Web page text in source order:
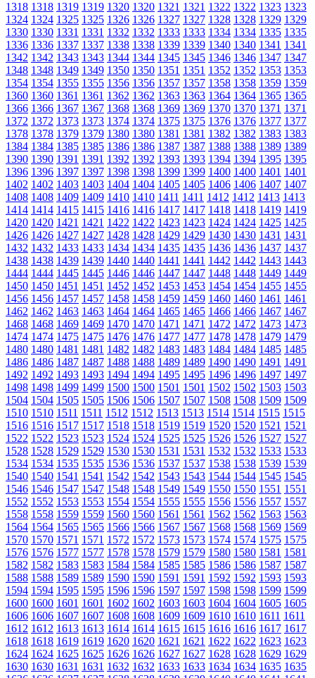
1318 1318 1319 1319 1320 1320 1321 1321 1322 1322 1323 1323
1324 1324 1325 1325 1326 1326 1327 1327 1328 1328 1329 1329
1330 1330 1331 1331 1332 1332 1333 1333 1334 1334 1335 1335
1336 1336 1337 1337 1338 1338 1339 1339 1340 1340 1341 1341
1342 1342 1343 1343 1344 1344 1345 1345 1346 1346 1347 1347
1348 1348 1349 1349 1350 1350 1351 1351 1352 1352 1353 1353
1354 1354 1355 1355 1356 1356 1357 1357 1358 1358 1359 1359
1360 1360 1361 1361 1362 1362 1363 1363 1364 1364 1365 1365
1366 1366 1367 1367 1368 1368 1369 1369 1370 1370 1371 1371
1372 1372 1373 1373 1374 1374 1375 1375 1376 1376 1377 1377
1378 1378 1379 1379 1380 1380 1381 1381 1382 1382 1383 1383
1384 1384 1385 1385 1386 1386 1387 1387 1388 1388 1389 1389
1390 1390 1391 1391 1392 1392 1393 1393 1394 1394 1395 1395
1396 1396 1397 1397 1398 1398 1399 1399 1400 1400 1401 1401
1402 1402 1403 1403 1404 1404 1405 1405 1406 1406 1407 1407
1408 1408 1409 1409 1410 1410 1411 1411 1412 1412 1413 1413
1414 1414 1415 1415 1416 1416 1417 1417 1418 1418 1419 1419
1420 1420 1421 1421 1422 1422 1423 1423 1424 1424 1425 1425
1426 1426 1427 1427 1428 1428 1429 1429 1430 1430 1431 1431
1432 1432 1433 1433 1434 1434 1435 1435 1436 1436 1437 1437
1438 1438 1439 1439 1440 1440 1441 1441 1442 1442 1443 1443
1444 1444 1445 1445 1446 1446 1447 1447 1448 1448 1449 1449
1450 1450 1451 1451 1452 1452 1453 1453 1454 1454 1455 1455
1456 1456 1457 1457 1458 1458 1459 1459 1460 1460 1461 1461
1462 1462 1463 1463 1464 1464 1465 1465 1466 1466 1467 1467
1468 1468 1469 1469 1470 1470 1471 1471 1472 1472 1473 1473
1474 1474 1475 1475 1476 1476 1477 1477 1478 1478 1479 1479
1480 1480 1481 1481 1482 1482 1483 1483 1484 1484 1485 1485
1486 1486 1487 1487 1488 1488 1489 1489 1490 1490 1491 1491
1492 1492 1493 1493 1494 1494 1495 1495 1496 1496 1497 1497
1498 1498 1499 1499 1500 1500 1501 1501 1502 1502 1503 1503
1504 1504 1505 1505 1506 1506 1507 1507 1508 1508 1509 1509
1510 1510 1511 1511 1512 1512 1513 1513 1514 1514 1515 1515
1516 1516 1517 1517 1518 1518 1519 1519 1520 1520 1521 1521
1522 1522 1523 1523 1524 1524 1525 1525 1526 1526 1527 1527
1528 1528 1529 1529 1530 1530 1531 1531 1532 1532 1533 1533
1534 1534 1535 1535 1536 1536 1537 1537 1538 1538 1539 1539
1540 1540 1541 1541 1542 1542 1543 1543 1544 1544 1545 1545
1546 1546 1547 1547 1548 1548 1549 1549 1550 1550 1551 1551
1552 1552 1553 1553 1554 1554 1555 1555 1556 1556 1557 1557
1558 1558 1559 1559 1560 1560 1561 1561 1562 1562 1563 1563
1564 1564 1565 1565 1566 1566 1567 1567 1568 1568 1569 1569
1570 1570 1571 1571 1572 1572 1573 1573 1574 1574 1575 1575
1576 1576 1577 1577 1578 1578 1579 1579 1580 1580 1581 1581
1582 1582 1583 1583 1584 1584 1585 1585 1586 1586 1587 1587
1588 1588 1589 1589 1590 1590 1591 1591 1592 1592 1593 1593
1594 1594 1595 1595 1596 1596 1597 1597 1598 1598 1599 1599
1600 1600 1601 1601 1602 1602 1603 1603 1604 1604 1605 1605
1606 1606 1607 1607 1608 1608 1609 1609 1610 1610 1611 1611
1612 1612 1613 1613 1614 1614 1615 1615 1616 1616 1617 1617
1618 1618 1619 1619 1620 1620 1621 1621 1622 1622 1623 1623
1624 1624 1625 1625 1626 1626 1627 1627 1628 1628 1629 1629
1630 1630 1631 1631 1632 1632 1633 1633 1634 1634 1635 1635